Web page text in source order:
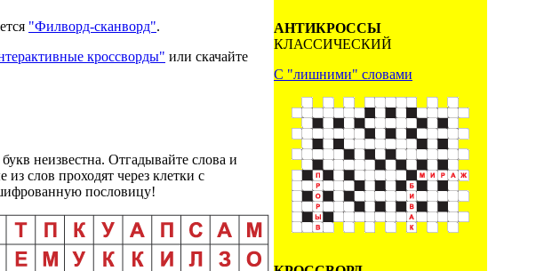
"Филворд-сканворд".
кроссворды" или скачайте
неизвестна. Отгадывайте слова и
слов проходят через клетки с
пословицу!
АНТИКРОССЫ
КЛАССИЧЕСКИЙ
С "лишними" словами